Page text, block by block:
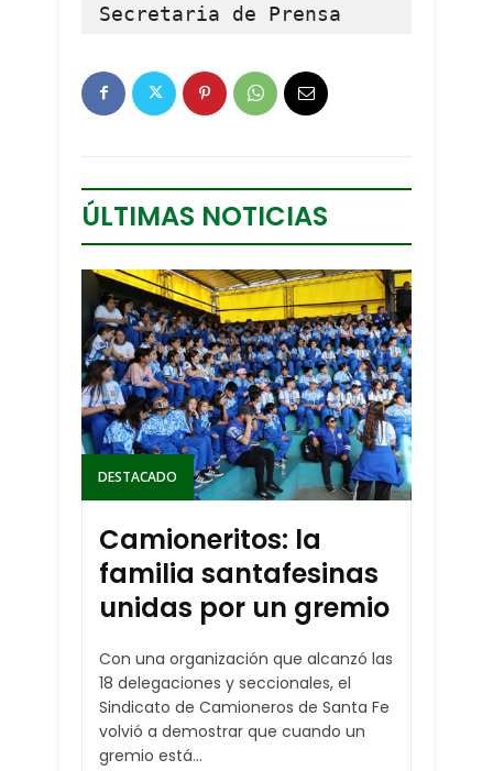
Secretaria de Prensa
ÚLTIMAS NOTICIAS
DESTACADO
Camioneritos: la
familia santafesinas
unidas por un gremio
Con una organización que alcanzó las
18 delegaciones y seccionales, el
Sindicato de Camioneros de Santa Fe
volvió a demostrar que cuando un
gremio está...